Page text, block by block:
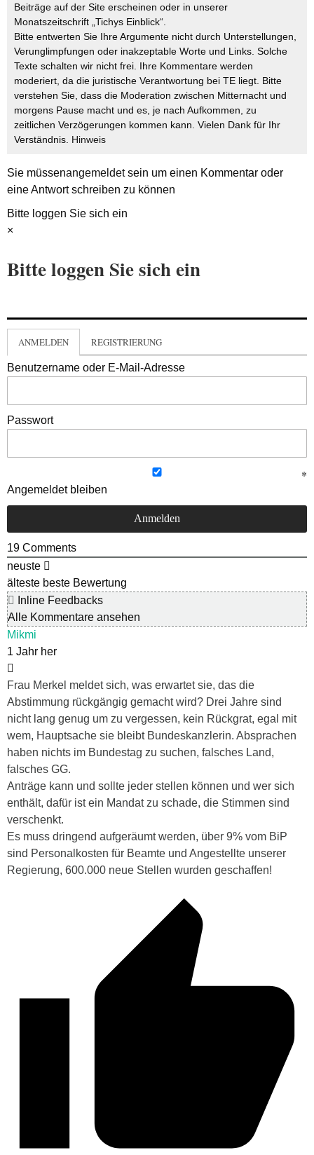
Beiträge auf der Site erscheinen oder in unserer
Monatszeitschrift „Tichys Einblick“.
Bitte entwerten Sie Ihre Argumente nicht durch Unterstellungen,
Verunglimpfungen oder inakzeptable Worte und Links. Solche
Texte schalten wir nicht frei. Ihre Kommentare werden
moderiert, da die juristische Verantwortung bei TE liegt. Bitte
verstehen Sie, dass die Moderation zwischen Mitternacht und
morgens Pause macht und es, je nach Aufkommen, zu
zeitlichen Verzögerungen kommen kann. Vielen Dank für Ihr
Verständnis. Hinweis
Sie müssenangemeldetsein um einen Kommentar oder
eine Antwort schreiben zu können
Bitte loggen Sie sich ein
×
Bitte loggen Sie sich ein
ANMELDEN REGISTRIERUNG
Benutzername oder E-Mail-Adresse
Passwort
Angemeldet bleiben
19 Comments
neuste
älteste beste Bewertung
Inline Feedbacks
Alle Kommentare ansehen
Mikmi
1 Jahr her
Frau Merkel meldet sich, was erwartet sie, das die
Abstimmung rückgängig gemacht wird? Drei Jahre sind
nicht lang genug um zu vergessen, kein Rückgrat, egal mit
wem, Hauptsache sie bleibt Bundeskanzlerin. Absprachen
haben nichts im Bundestag zu suchen, falsches Land,
falsches GG.
Anträge kann und sollte jeder stellen können und wer sich
enthält, dafür ist ein Mandat zu schade, die Stimmen sind
verschenkt.
Es muss dringend aufgeräumt werden, über 9% vom BiP
sind Personalkosten für Beamte und Angestellte unserer
Regierung, 600.000 neue Stellen wurden geschaffen!